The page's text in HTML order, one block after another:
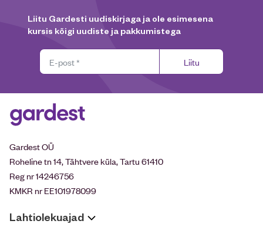
Liitu Gardesti uudiskirjaga ja ole esimesena
kursis kõigi uudiste ja pakkumistega
Liitu
Gardest OÜ
Roheline tn 14, Tähtvere küla, Tartu 61410
Reg nr 14246756
KMKR nr EE101978099
Lahtiolekuajad